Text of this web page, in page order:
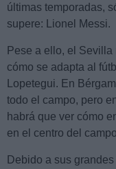
últimas temporadas,
supere: Lionel Messi.
Pese a ello, el
cómo se adapta al
Lopetegui. En
todo el campo, pero
habrá que ver cómo
en el centro del
Debido a sus